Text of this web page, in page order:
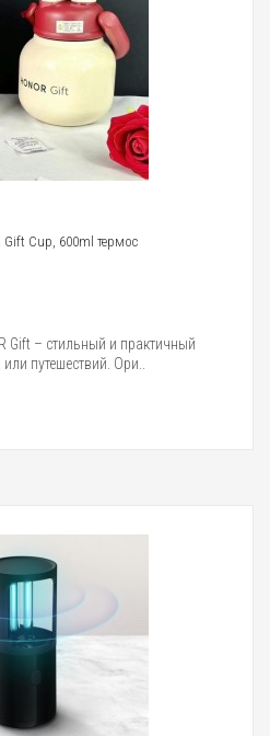
Cup, 600ml термос
Gift – стильный и практичный
путешествий. Ори..